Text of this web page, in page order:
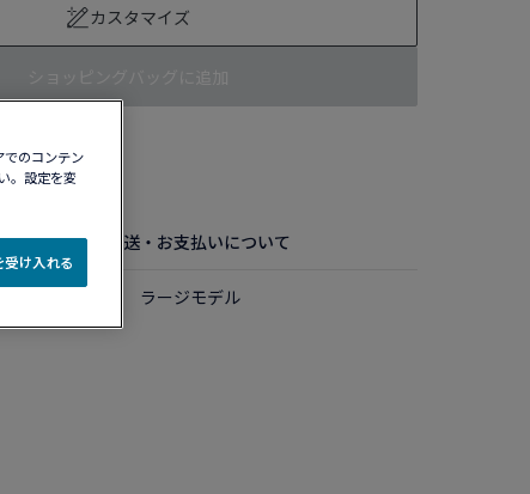
カスタマイズ
ショッピングバッグに追加
認する​
入れ方法 配送・お支払いについて
ダイアモンド ラージモデル
のコンテン
。設定を変
け入れる